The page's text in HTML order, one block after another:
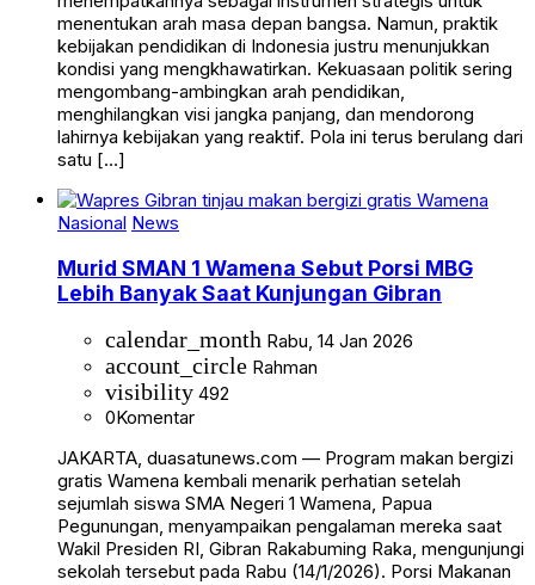
menentukan arah masa depan bangsa. Namun, praktik
kebijakan pendidikan di Indonesia justru menunjukkan
kondisi yang mengkhawatirkan. Kekuasaan politik sering
mengombang-ambingkan arah pendidikan,
menghilangkan visi jangka panjang, dan mendorong
lahirnya kebijakan yang reaktif. Pola ini terus berulang dari
satu […]
Nasional News
Murid SMAN 1 Wamena Sebut Porsi MBG
Lebih Banyak Saat Kunjungan Gibran
calendar_month Rabu, 14 Jan 2026
account_circle Rahman
visibility 492
0Komentar
JAKARTA, duasatunews.com — Program makan bergizi
gratis Wamena kembali menarik perhatian setelah
sejumlah siswa SMA Negeri 1 Wamena, Papua
Pegunungan, menyampaikan pengalaman mereka saat
Wakil Presiden RI, Gibran Rakabuming Raka, mengunjungi
sekolah tersebut pada Rabu (14/1/2026). Porsi Makanan